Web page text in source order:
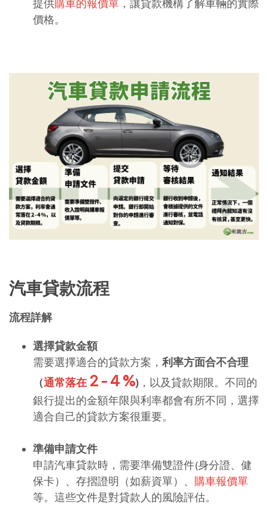
提供購車的報價單 ，讓貸款機構了解車輛的實際
價格。
汽車貸款流程
流程詳解
選擇貸款金額
需要選擇適合的貸款方案， 利率方面合不合理
（通常落在 2 - 4 %) ，以及貸款期限。不同的
銀行提出的金額年限與利率都會有所不同，選擇
適合自己的貸款方案很重要。
準備申請文件
申請汽車貸款時，需要準備雙證件(身分證、健
保卡）、存摺證明（如薪資單）、 購車報價單
等。這些文件是對貸款人的風險評估。